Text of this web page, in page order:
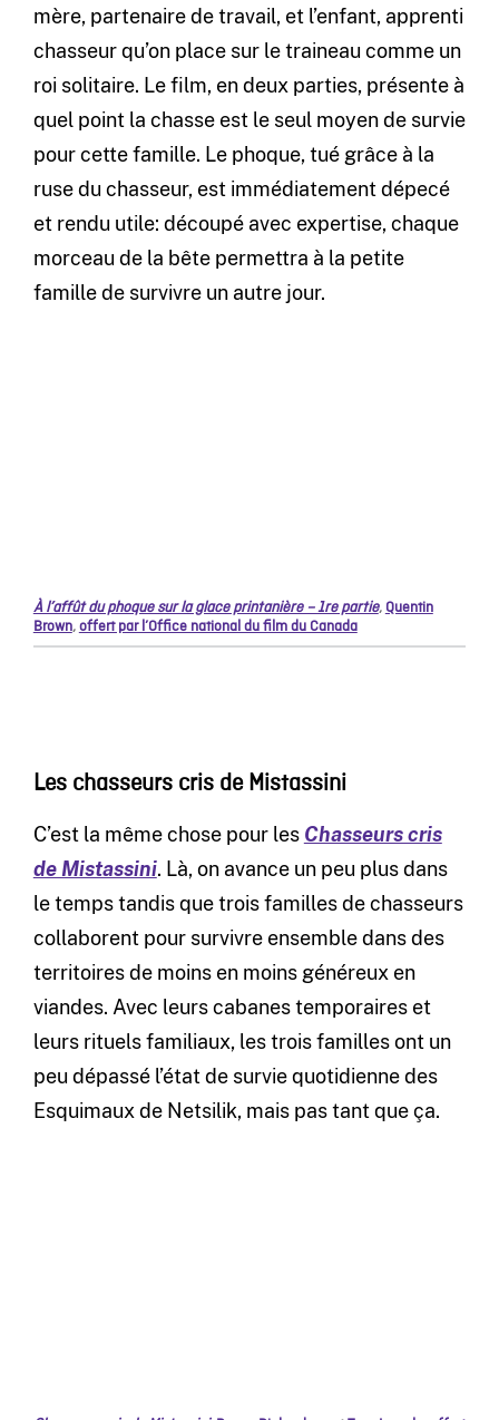
mère, partenaire de travail, et l’enfant, apprenti
chasseur qu’on place sur le traineau comme un
roi solitaire. Le film, en deux parties, présente à
quel point la chasse est le seul moyen de survie
pour cette famille. Le phoque, tué grâce à la
ruse du chasseur, est immédiatement dépecé
et rendu utile: découpé avec expertise, chaque
morceau de la bête permettra à la petite
famille de survivre un autre jour.
À l’affût du phoque sur la glace printanière – 1re partie, Quentin
Brown,offert par l’Office national du film du Canada
Les chasseurs cris de Mistassini
C’est la même chose pour les Chasseurs cris
de Mistassini. Là, on avance un peu plus dans
le temps tandis que trois familles de chasseurs
collaborent pour survivre ensemble dans des
territoires de moins en moins généreux en
viandes. Avec leurs cabanes temporaires et
leurs rituels familiaux, les trois familles ont un
peu dépassé l’état de survie quotidienne des
Esquimaux de Netsilik, mais pas tant que ça.